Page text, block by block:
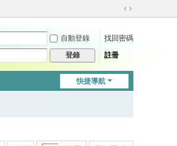
切
到
自動登錄
找回密碼
登錄 註冊
快捷導航